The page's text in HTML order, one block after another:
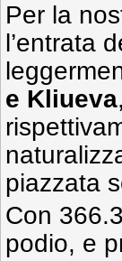
Per la
l’entrata
e Kliueva
piazzata
Con
podio, e